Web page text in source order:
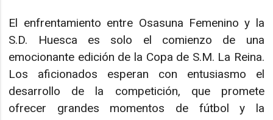
El enfrentamiento entre Osasuna Femenino y la
S.D. Huesca es solo el comienzo de una
emocionante edición de la Copa de S.M. La Reina.
Los aficionados esperan con entusiasmo el
desarrollo de la competición, que promete
ofrecer grandes momentos de fútbol y la